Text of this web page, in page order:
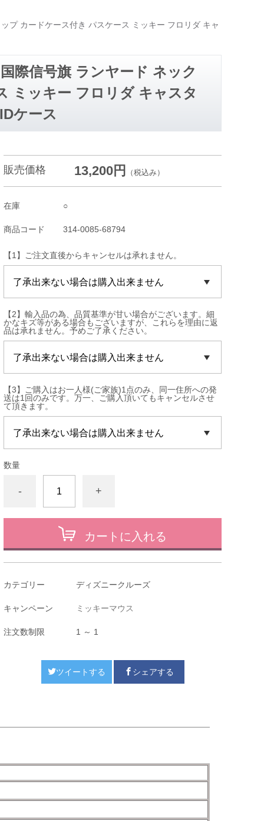
プ カードケース付き パスケース ミッキー フロリダ キャ
際信号旗 ランヤード ネック
ミッキー フロリダ キャスタ
ケース
販売価格 13,200円 （税込み）
在庫 ○
商品コード 314-0085-68794
【1】ご注文直後からキャンセルは承れません。
【2】輸入品の為、品質基準が甘い場合がございます。細
かなキズ等がある場合もございますが、これらを理由に返
品は承れません。予めご了承ください。
【3】ご購入はお一人様(ご家族)1点のみ、同一住所への発
送は1回のみです。万一、ご購入頂いてもキャンセルさせ
て頂きます。
数量
- +
カートに入れる
カテゴリー ディズニークルーズ
キャンペーン ミッキーマウス
注文数制限 1 ～ 1
ツイートする シェアする